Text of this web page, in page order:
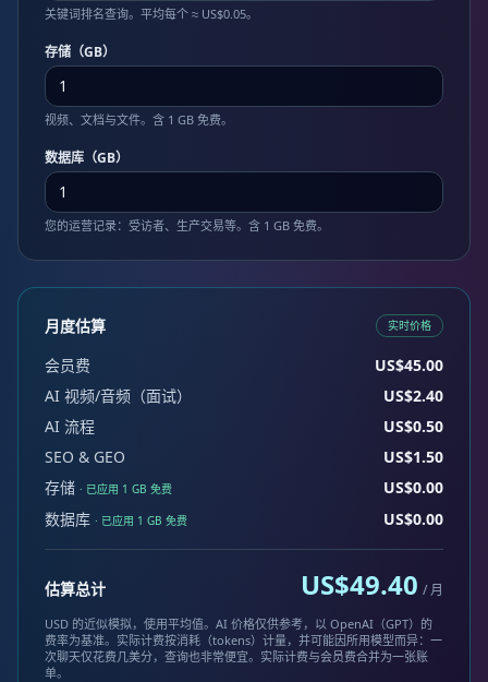
关键词排名查询。平均每个 ≈ US$0.05。
存储（GB）
视频、文档与文件。含 1 GB 免费。
数据库（GB）
您的运营记录：受访者、生产交易等。含 1 GB 免费。
月度估算 实时价格
会员费
US$45.00
AI 视频/音频（面试）
US$2.40
AI 流程
US$0.50
SEO & GEO
US$1.50
存储 · 已应用 1 GB 免费
US$0.00
数据库 · 已应用 1 GB 免费 US$0.00
估算总计 US$49.40 / 月
USD 的近似模拟，使用平均值。AI 价格仅供参考，以 OpenAI（GPT）的
费率为基准。实际计费按消耗（tokens）计量，并可能因所用模型而异：一
次聊天仅花费几美分，查询也非常便宜。实际计费与会员费合并为一张账
单。